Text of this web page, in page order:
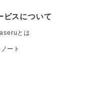
ビスについて
とは
ート